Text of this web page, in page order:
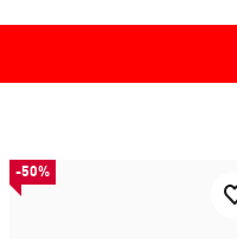
-50%